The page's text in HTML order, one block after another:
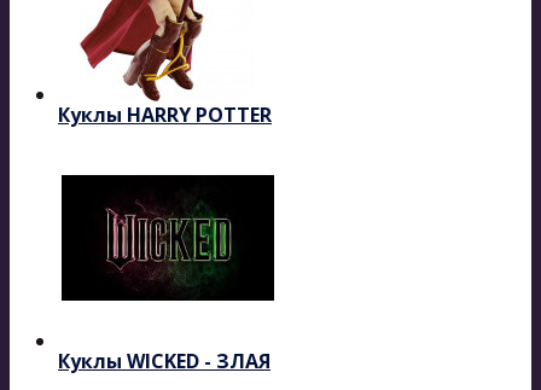
Куклы HARRY POTTER
Куклы WICKED - ЗЛАЯ